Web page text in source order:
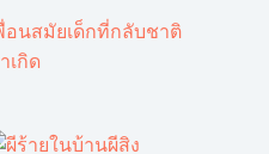
อนสมัยเด็กที่กลับชาติ
เกิด